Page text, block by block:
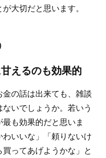
大切だと思います。
えるのも効果的
の話は出来ても、雑談
いでしょうか。若いう
も効果的だと思いま
いいな」「頼りないけ
ってあげようかな」と